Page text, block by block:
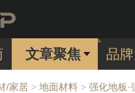
文章聚焦 品
/家居 > 地面材料 > 强化地板·